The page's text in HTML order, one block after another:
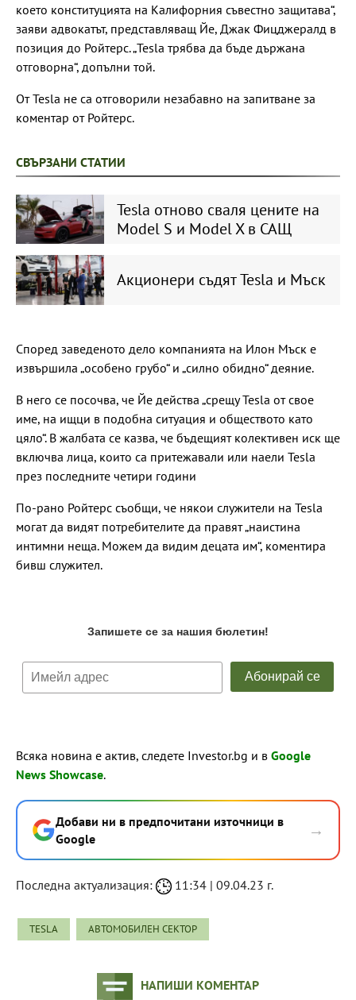
което конституцията на Калифорния съвестно защитава“,
заяви адвокатът, представляващ Йе, Джак Фицджералд в
позиция до Ройтерс. „Tesla трябва да бъде държана
отговорна“, допълни той.
От Tesla не са отговорили незабавно на запитване за
коментар от Ройтерс.
СВЪРЗАНИ СТАТИИ
Tesla отново сваля цените на
Model S и Model X в САЩ
Акционери съдят Tesla и Мъск
Според заведеното дело компанията на Илон Мъск е
извършила „особено грубо“ и „силно обидно“ деяние.
В него се посочва, че Йе действа „срещу Tesla от свое
име, на ищци в подобна ситуация и обществото като
цяло“. В жалбата се казва, че бъдещият колективен иск ще
включва лица, които са притежавали или наели Tesla
през последните четири години
По-рано Ройтерс съобщи, че някои служители на Tesla
могат да видят потребителите да правят „наистина
интимни неща. Можем да видим децата им“, коментира
бивш служител.
Всяка новина е актив, следете Investor.bg и в Google
News Showcase.
Добави ни в предпочитани източници в
Google
→
Последна актуализация: 11:34 | 09.04.23 г.
TESLA АВТОМОБИЛЕН СЕКТОР
НАПИШИ КОМЕНТАР